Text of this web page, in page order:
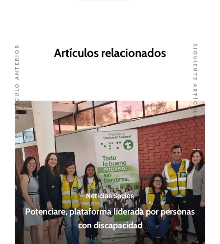
Artículos relacionados
Noticias Socios
Potenciare, plataforma liderada por personas
con discapacidad
ARTÍCULO ANTERIOR SIGUIENTE ARTÍCULO